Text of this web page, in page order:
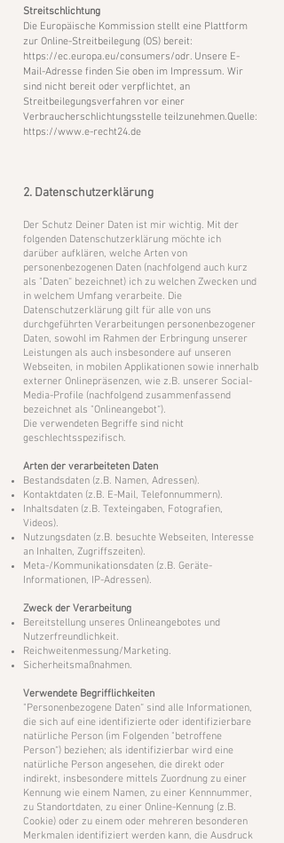
Streitschlichtung
Die Europäische Kommission stellt eine Plattform
zur Online-Streitbeilegung (OS) bereit:
https://ec.europa.eu/consumers/odr. Unsere E-
Mail-Adresse finden Sie oben im Impressum. Wir
sind nicht bereit oder verpflichtet, an
Streitbeilegungsverfahren vor einer
Verbraucherschlichtungsstelle teilzunehmen.Quelle:
https://www.e-recht24.de
2. Datenschutzerklärung
Der Schutz Deiner Daten ist mir wichtig. Mit der
folgenden Datenschutzerklärung möchte ich
darüber aufklären, welche Arten von
personenbezogenen Daten (nachfolgend auch kurz
als "Daten“ bezeichnet) ich zu welchen Zwecken und
in welchem Umfang verarbeite. Die
Datenschutzerklärung gilt für alle von uns
durchgeführten Verarbeitungen personenbezogener
Daten, sowohl im Rahmen der Erbringung unserer
Leistungen als auch insbesondere auf unseren
Webseiten, in mobilen Applikationen sowie innerhalb
externer Onlinepräsenzen, wie z.B. unserer Social-
Media-Profile (nachfolgend zusammenfassend
bezeichnet als "Onlineangebot“).
Die verwendeten Begriffe sind nicht
geschlechtsspezifisch.
Arten der verarbeiteten Daten
Bestandsdaten (z.B. Namen, Adressen).
Kontaktdaten (z.B. E-Mail, Telefonnummern).
Inhaltsdaten (z.B. Texteingaben, Fotografien,
Videos).
Nutzungsdaten (z.B. besuchte Webseiten, Interesse
an Inhalten, Zugriffszeiten).
Meta-/Kommunikationsdaten (z.B. Geräte-
Informationen, IP-Adressen).
Zweck der Verarbeitung
Bereitstellung unseres Onlineangebotes und
Nutzerfreundlichkeit.
Reichweitenmessung/Marketing.
Sicherheitsmaßnahmen.
Verwendete Begrifflichkeiten
"Personenbezogene Daten“ sind alle Informationen,
die sich auf eine identifizierte oder identifizierbare
natürliche Person (im Folgenden "betroffene
Person“) beziehen; als identifizierbar wird eine
natürliche Person angesehen, die direkt oder
indirekt, insbesondere mittels Zuordnung zu einer
Kennung wie einem Namen, zu einer Kennnummer,
zu Standortdaten, zu einer Online-Kennung (z.B.
Cookie) oder zu einem oder mehreren besonderen
Merkmalen identifiziert werden kann, die Ausdruck